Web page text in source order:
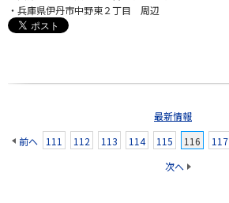
・兵庫県伊丹市中野東２丁目 周辺
最新情報
前へ
111 112 113 114 115 116 117
次へ